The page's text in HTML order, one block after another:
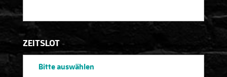
ZEITSLOT